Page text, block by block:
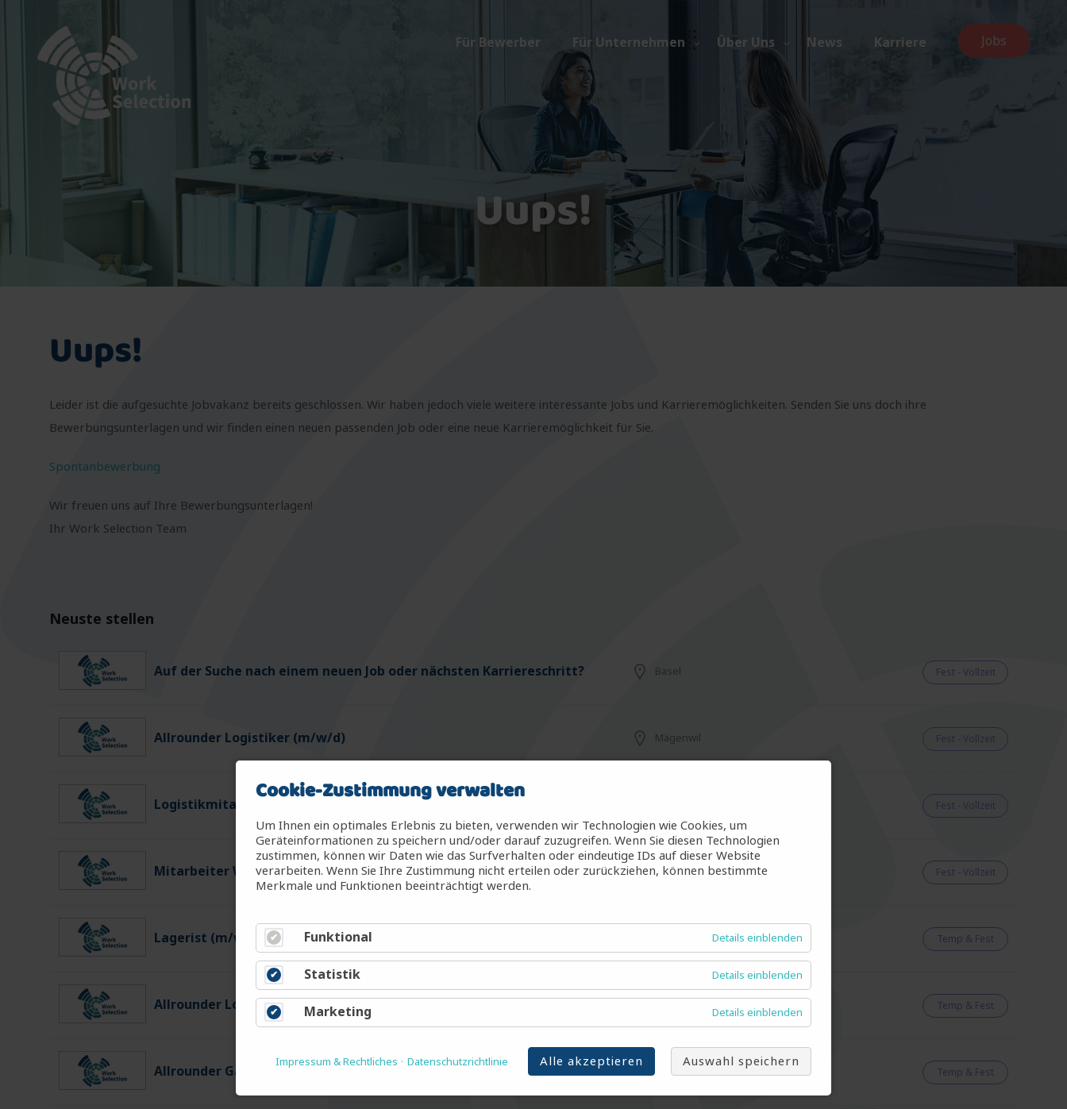
Jobs
Für Bewerber Für Unternehmen Über Uns News Karriere
Uups!
Uups!
Leider ist die aufgesuchte Jobvakanz bereits geschlossen. Wir haben jedoch viele weitere interessante Jobs und Karrieremöglichkeiten. Senden Sie uns doch ihre
Bewerbungsunterlagen und wir finden einen neuen passenden Job oder eine neue Karrieremöglichkeit für Sie.
Spontanbewerbung
Wir freuen uns auf Ihre Bewerbungsunterlagen!
Ihr Work Selection Team
Neuste stellen
Auf der Suche nach einem neuen Job oder nächsten Karriereschritt? Basel Fest - Vollzeit
Allrounder Logistiker (m/w/d) Mägenwil Fest - Vollzeit
Logistikmitarbeiter (m/w/d) Fest - Vollzeit
Mitarbeiter Warenein-/ausgang (m/w/d) Mägenwil Fest - Vollzeit
Lagerist (m/w/d) Temp & Fest
Allrounder Logistiker (m/w/d) Temp & Fest
Allrounder Gartenbau (m/w/d) Arbon Temp & Fest
Cookie-Zustimmung verwalten
Um Ihnen ein optimales Erlebnis zu bieten, verwenden wir Technologien wie Cookies, um
Geräteinformationen zu speichern und/oder darauf zuzugreifen. Wenn Sie diesen Technologien
zustimmen, können wir Daten wie das Surfverhalten oder eindeutige IDs auf dieser Website
verarbeiten. Wenn Sie Ihre Zustimmung nicht erteilen oder zurückziehen, können bestimmte
Merkmale und Funktionen beeinträchtigt werden.
Funktional Details einblenden
Statistik Details einblenden
Marketing Details einblenden
Auswahl speichern
Alle akzeptieren
Impressum & Rechtliches Datenschutzrichtlinie